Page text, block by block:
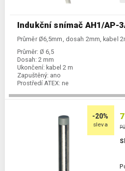
Indukční snímač AH1/AP-
Průměr Ø6,5mm, dosah 2mm, kabel
Průměr: Ø 6,5
Dosah: 2 mm
Ukončení: kabel 2 m
Zapuštěný: ano
Prostředí ATEX: ne
-20%
sleva